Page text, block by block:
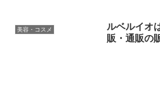
美容・コスメ
ルベルイオ
販・通販の